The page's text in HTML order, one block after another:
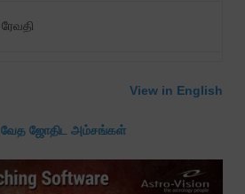
ரேவதி
View in English
– வேத ஜோதிட அம்சங்கள்